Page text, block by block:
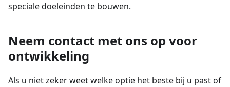
speciale doeleinden te bouwen.
Neem contact met ons op voor
ontwikkeling
Als u niet zeker weet welke optie het beste bij u past of